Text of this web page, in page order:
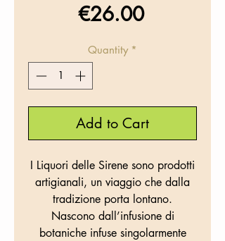
€26.00Price
Quantity *
Add to Cart
I Liquori delle Sirene sono prodotti
artigianali, un viaggio che dalla
tradizione porta lontano.
Nascono dall’infusione di
botaniche infuse singolarmente